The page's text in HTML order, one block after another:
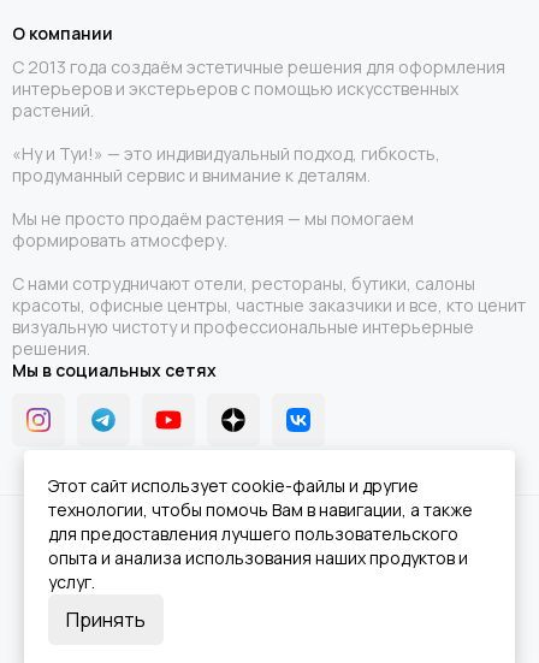
О компании
С 2013 года создаём эстетичные решения для оформления
интерьеров и экстерьеров с помощью искусственных
растений.
«Ну и Туи!» — это индивидуальный подход, гибкость,
продуманный сервис и внимание к деталям.
Мы не просто продаём растения — мы помогаем
формировать атмосферу.
С нами сотрудничают отели, рестораны, бутики, салоны
красоты, офисные центры, частные заказчики и все, кто ценит
визуальную чистоту и профессиональные интерьерные
решения.
Мы в социальных сетях
2026 © Ну и Туи!.Карта сайта
Этот сайт использует cookie-файлы и другие
технологии, чтобы помочь Вам в навигации, а также
для предоставления лучшего пользовательского
опыта и анализа использования наших продуктов и
услуг.
Принять